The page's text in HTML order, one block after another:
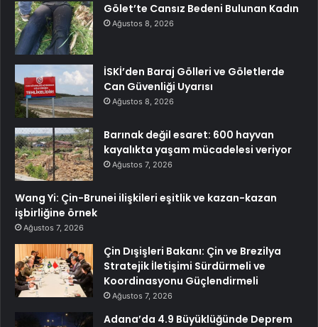
Gölet’te Cansız Bedeni Bulunan Kadın
Ağustos 8, 2026
İSKİ’den Baraj Gölleri ve Göletlerde
Can Güvenliği Uyarısı
Ağustos 8, 2026
Barınak değil esaret: 600 hayvan
kayalıkta yaşam mücadelesi veriyor
Ağustos 7, 2026
Wang Yi: Çin-Brunei ilişkileri eşitlik ve kazan-kazan
işbirliğine örnek
Ağustos 7, 2026
Çin Dışişleri Bakanı: Çin ve Brezilya
Stratejik İletişimi Sürdürmeli ve
Koordinasyonu Güçlendirmeli
Ağustos 7, 2026
Adana’da 4.9 Büyüklüğünde Deprem